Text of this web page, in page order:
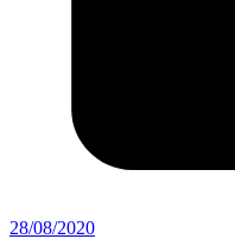
28/08/2020